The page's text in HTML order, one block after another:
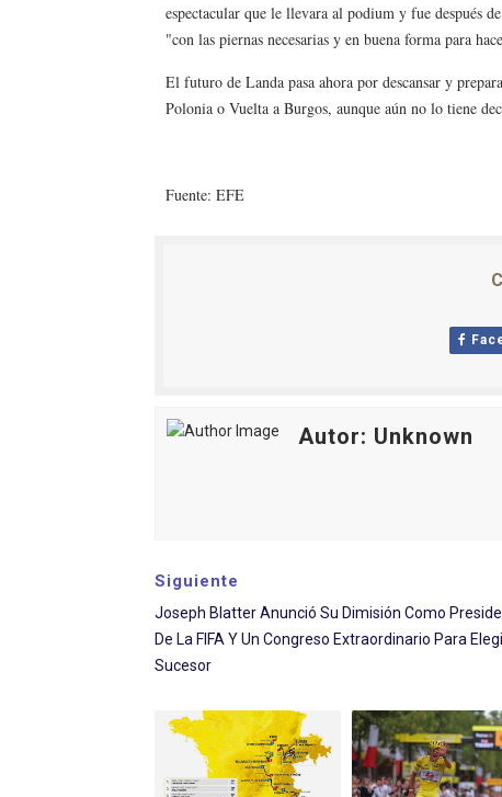
espectacular que le llevara al podium y fue después
"con las piernas necesarias y en buena forma para
El futuro de Landa pasa ahora por descansar y
Polonia o Vuelta a Burgos, aunque aún no lo tiene
Fuente: EFE
Autor: Unknown
Siguiente
Joseph Blatter Anunció Su Dimisión Como
De La FIFA Y Un Congreso Extraordinario Para
Sucesor